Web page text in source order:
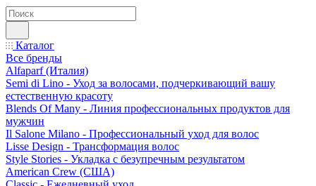
Каталог
Все бренды
Alfaparf (Италия)
Semi di Lino - Уход за волосами, подчеркивающий вашу
естественную красоту
Blends Of Many - Линия профессиональных продуктов для
мужчин
Il Salone Milano - Профессиональный уход для волос
Lisse Design - Трансформация волос
Style Stories - Укладка с безупречным результатом
American Crew (США)